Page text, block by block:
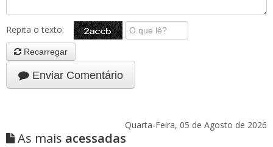
Repita o texto:
Recarregar
Enviar Comentário
Quarta-Feira, 05 de Agosto de 2026
As mais acessadas